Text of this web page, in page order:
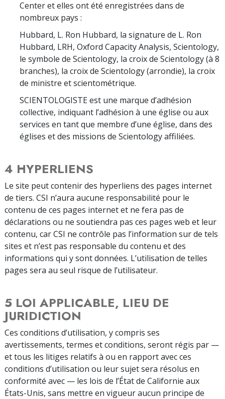
Center et elles ont été enregistrées dans de
nombreux pays :
Hubbard, L. Ron Hubbard, la signature de L. Ron
Hubbard, LRH, Oxford Capacity Analysis, Scientology,
le symbole de Scientology, la croix de Scientology (à 8
branches), la croix de Scientology (arrondie), la croix
de ministre et scientométrique.
SCIENTOLOGISTE est une marque d’adhésion
collective, indiquant l’adhésion à une église ou aux
services en tant que membre d’une église, dans des
églises et des missions de Scientology affiliées.
4 HYPERLIENS
Le site peut contenir des hyperliens des pages internet
de tiers. CSI n’aura aucune responsabilité pour le
contenu de ces pages internet et ne fera pas de
déclarations ou ne soutiendra pas ces pages web et leur
contenu, car CSI ne contrôle pas l’information sur de tels
sites et n’est pas responsable du contenu et des
informations qui y sont données. L’utilisation de telles
pages sera au seul risque de l’utilisateur.
5 LOI APPLICABLE, LIEU DE
JURIDICTION
Ces conditions d’utilisation, y compris ses
avertissements, termes et conditions, seront régis par —
et tous les litiges relatifs à ou en rapport avec ces
conditions d’utilisation ou leur sujet sera résolus en
conformité avec — les lois de l’État de Californie aux
États-Unis, sans mettre en vigueur aucun principe de